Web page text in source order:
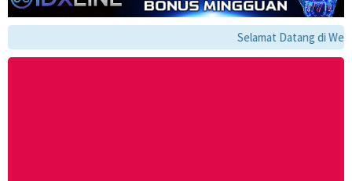
Selamat Datang di